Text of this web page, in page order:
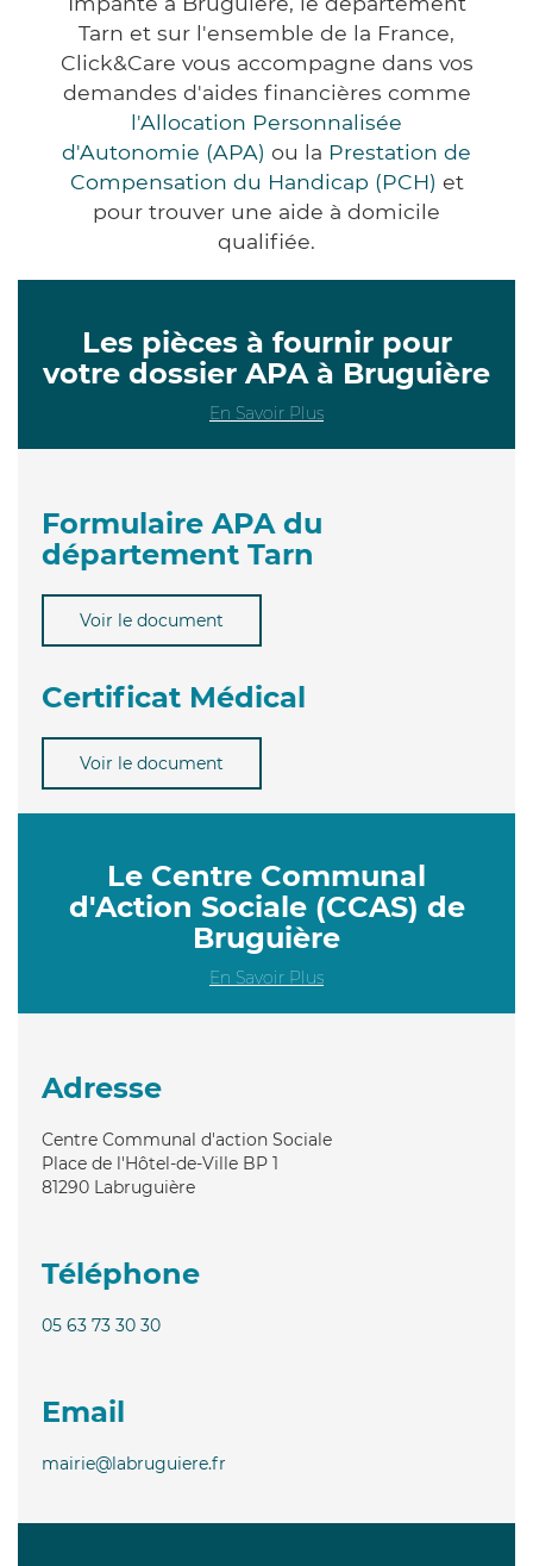
Tarn et sur l'ensemble de la France,
Click&Care vous accompagne dans vos
demandes d'aides financières comme
l'Allocation Personnalisée
d'Autonomie (APA) ou la Prestation de
Compensation du Handicap (PCH) et
pour trouver une aide à domicile
qualifiée.
Les pièces à fournir pour
votre dossier APA à Bruguière
En Savoir Plus
Formulaire APA du
département Tarn
Voir le document
Certificat Médical
Voir le document
Le Centre Communal
d'Action Sociale (CCAS) de
Bruguière
En Savoir Plus
Adresse
Centre Communal d'action Sociale
Place de l'Hôtel-de-Ville BP 1
81290 Labruguière
Téléphone
05 63 73 30 30
Email
mairie@labruguiere.fr